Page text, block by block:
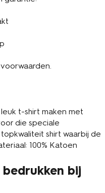
t-shirt maken met
die speciale
shirt waarbij de
100% Katoen
bij